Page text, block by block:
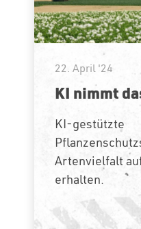
22. April '24
KI nimmt
KI-gestützte
Artenvielfalt
erhalten.